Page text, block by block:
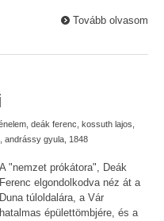
Tovább olvasom
deák ferenc kossuth lajos
andrássy gyula 1848
A "nemzet prókátora", Deák
Ferenc elgondolkodva néz át a
Duna túloldalára, a Vár
hatalmas épülettömbjére, és a